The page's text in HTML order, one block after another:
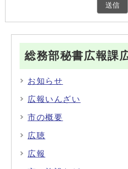
総務部秘書広報課
お知らせ
広報いんざい
市の概要
広聴
広報